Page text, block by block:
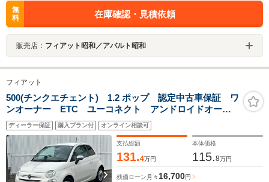
無
料
在庫確認・見積依頼
販売店： フィアット昭和／アバルト昭和
フィアット
500(チンクエチェント) 1.2 ポップ 認定中古車保証 ワ
ンオーナー ETC ユーコネクト アンドロイドオー
ト アップルカープレイ チャック柄シート ビンテー
ジホイルキャップ 右ハンドルオートマ
ディーラー保証 購入プラン付 オンライン相談可
支払総額
131.4万円
本体価格
115.8万円
残価ローン 月々16,700円